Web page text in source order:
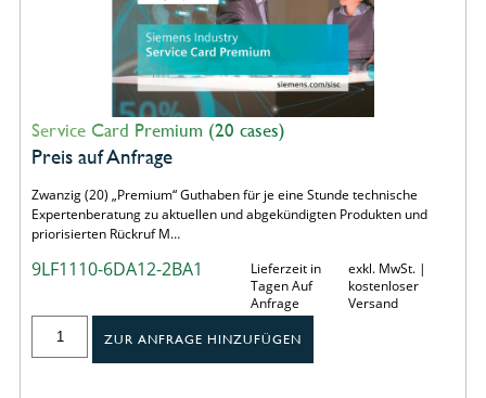
Service Card Premium (20 cases)
Preis auf Anfrage
Zwanzig (20) „Premium“ Guthaben für je eine Stunde technische
Expertenberatung zu aktuellen und abgekündigten Produkten und
priorisierten Rückruf M…
9LF1110-6DA12-2BA1
Lieferzeit in
Tagen Auf
Anfrage
exkl. MwSt. |
kostenloser
Versand
ZUR ANFRAGE HINZUFÜGEN